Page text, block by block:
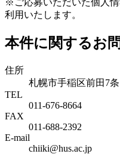
利用いたします。
本件に関するお
住所
札幌市手稲区前田7条
TEL
011-676-8664
FAX
011-688-2392
E-mail
chiiki@hus.ac.jp